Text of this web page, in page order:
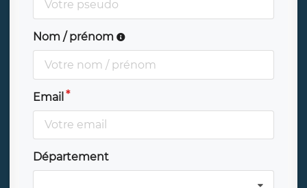
Nom / prénom
Email
Département